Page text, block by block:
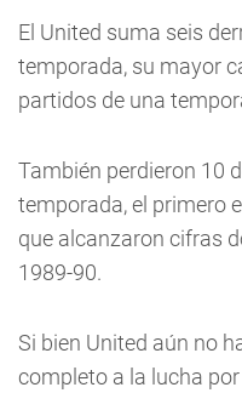
El United suma seis
temporada, su mayor
partidos de una
También perdieron 10
temporada, el primero
que alcanzaron cifras
1989-90.
Si bien United aún no
completo a la lucha